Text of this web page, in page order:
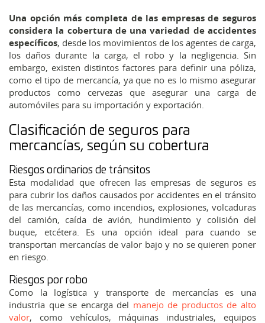
Una opción más completa de las empresas de seguros
considera la cobertura de una variedad de accidentes
específicos, desde los movimientos de los agentes de carga,
los daños durante la carga, el robo y la negligencia. Sin
embargo, existen distintos factores para definir una póliza,
como el tipo de mercancía, ya que no es lo mismo asegurar
productos como cervezas que asegurar una carga de
automóviles para su importación y exportación.
Clasificación de seguros para
mercancías, según su cobertura
Riesgos ordinarios de tránsitos
Esta modalidad que ofrecen las empresas de seguros es
para cubrir los daños causados por accidentes en el tránsito
de las mercancías, como incendios, explosiones, volcaduras
del camión, caída de avión, hundimiento y colisión del
buque, etcétera. Es una opción ideal para cuando se
transportan mercancías de valor bajo y no se quieren poner
en riesgo.
Riesgos por robo
Como la logística y transporte de mercancías es una
industria que se encarga del manejo de productos de alto
valor, como vehículos, máquinas industriales, equipos